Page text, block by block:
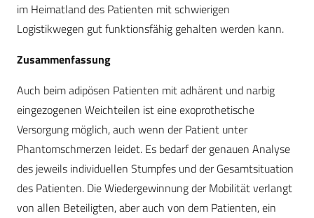
im Heimatland des Patienten mit schwierigen
Logistikwegen gut funktionsfähig gehalten werden kann.
Zusammenfassung
Auch beim adipösen Patienten mit adhärent und narbig
eingezogenen Weichteilen ist eine exoprothetische
Versorgung möglich, auch wenn der Patient unter
Phantomschmerzen leidet. Es bedarf der genauen Analyse
des jeweils individuellen Stumpfes und der Gesamtsituation
des Patienten. Die Wiedergewinnung der Mobilität verlangt
von allen Beteiligten, aber auch von dem Patienten, ein